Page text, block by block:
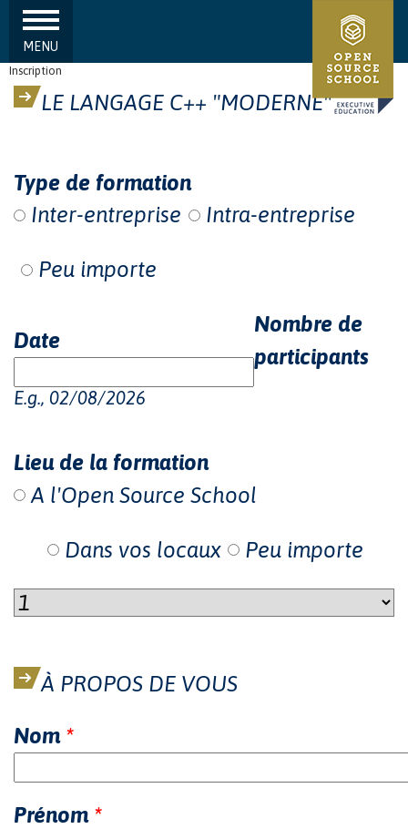
Aller au contenu principal
MENU
Inscription
LE LANGAGE C++ "MODERNE"
Type de formation
Inter-entreprise
Intra-entreprise
Peu importe
Date
E.g., 02/08/2026
Lieu de la formation
A l'Open Source School
Dans vos locaux Peu importe
Nombre de
participants
À PROPOS DE VOUS
Nom *
Prénom *